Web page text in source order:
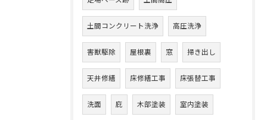
土間コンクリート洗浄 高圧洗浄
害獣駆除 屋根裏 窓 掃き出し
天井修繕 床修繕工事 床張替工事
洗面 庇 木部塗装 室内塗装